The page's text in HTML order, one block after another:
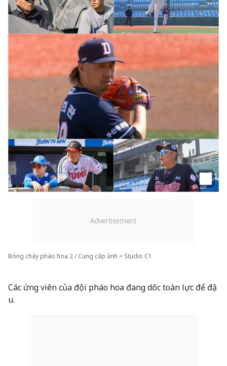
Bóng chày pháo hoa 2 / Cung cấp ảnh = Studio C1
Các ứng viên của đội pháo hoa đang dốc toàn lực để đậ
u.